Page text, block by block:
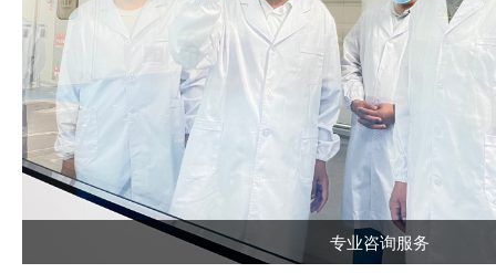
专业咨询服务